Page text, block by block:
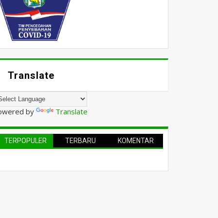
Translate
by Translate
TERPOPULER TERBARU KOMENTAR